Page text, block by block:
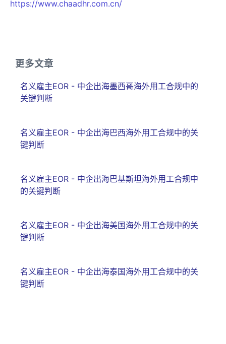
https://www.chaadhr.com.cn/
更多文章
名义雇主EOR - 中企出海墨西哥海外用工合规中的
关键判断
名义雇主EOR - 中企出海巴西海外用工合规中的关
键判断
名义雇主EOR - 中企出海巴基斯坦海外用工合规中
的关键判断
名义雇主EOR - 中企出海美国海外用工合规中的关
键判断
名义雇主EOR - 中企出海泰国海外用工合规中的关
键判断